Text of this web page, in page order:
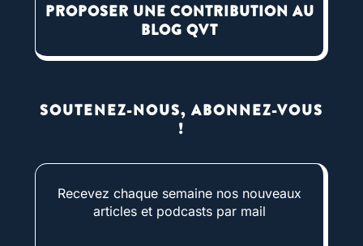
PROPOSER UNE CONTRIBUTION AU
BLOG QVT
SOUTENEZ-NOUS, ABONNEZ-VOUS
!
Recevez chaque semaine nos nouveaux
articles et podcasts par mail